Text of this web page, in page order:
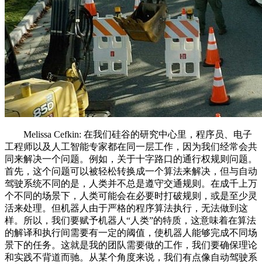
Melissa Cefkin: 在我们硅谷的研究中心里，程序员、电子
工程师以及人工智能专家都在同一层工作，因为我们经常会共
同来解决一个问题。例如，关于十字路口的通行权规则问题。
首先，这个问题可以被轻松转换成一个算法来解决，但与自动
驾驶系统不同的是，人类并不总是遵守交通规则。在成千上万
个不同的场景下，人类可能会在必要时打破规则，或是至少灵
活来处理。但机器人由于严格的程序算法执行，无法做到这
样。所以，我们要赋予机器人“人类”的特质，这意味着在算法
的解译和执行间需要有一定的阈值，使机器人能够完成不同场
景下的任务。这就是我的团队需要做的工作，我们要确保理论
和实践不背道而驰。从某个角度来说，我们有点像自动驾驶系